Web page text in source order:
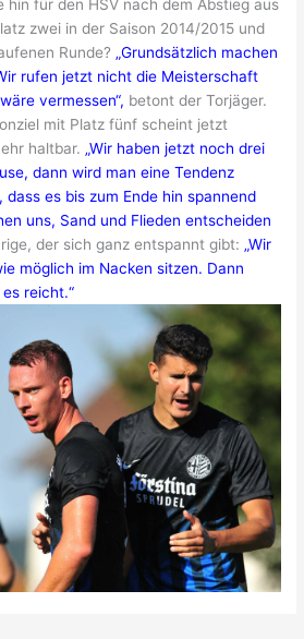
hin für den HSV nach dem Abstieg aus
zwei in der Saison 2014/2015 und
Runde? „Grundsätzlich machen
rufen jetzt nicht die Meisterschaft
vermessen“, betont der Torjäger.
mit Platz fünf scheint jetzt
haltbar. „Wir haben jetzt noch drei
dann wird man eine Tendenz
es bis zum Ende hin spannend
uns, Sand und Flieden entscheiden
der sich ganz entspannt gibt: „Wir
möglich im Nacken sitzen. Dann
reicht.“